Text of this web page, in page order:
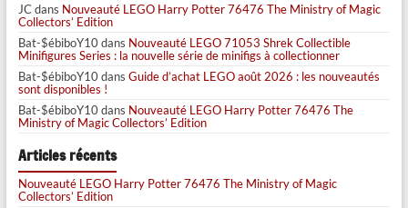
JCdans Nouveauté LEGO Harry Potter 76476 The Ministry of Magic
Collectors’ Edition
Bat-$ébiboY10dans Nouveauté LEGO 71053 Shrek Collectible
Minifigures Series : la nouvelle série de minifigs à collectionner
Bat-$ébiboY10dans Guide d’achat LEGO août 2026 : les nouveautés
sont disponibles !
Bat-$ébiboY10dans Nouveauté LEGO Harry Potter 76476 The
Ministry of Magic Collectors’ Edition
Articles récents
Nouveauté LEGO Harry Potter 76476 The Ministry of Magic
Collectors’ Edition